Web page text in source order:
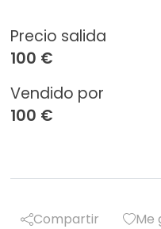
Precio salida
100 €
Vendido por
100 €
Compartir Me